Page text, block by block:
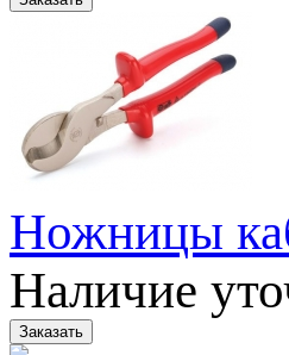
Ножницы
Наличие